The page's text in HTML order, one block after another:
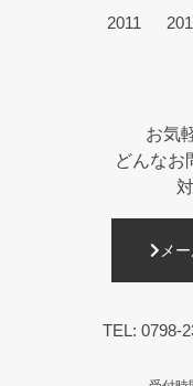
2011
お気
どんなお
メ
TEL: 0798-